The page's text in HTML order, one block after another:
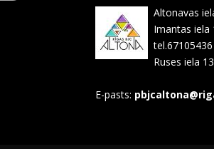
Altonavas
Imantas iela
tel.67105436
Ruses iela
E-pasts: